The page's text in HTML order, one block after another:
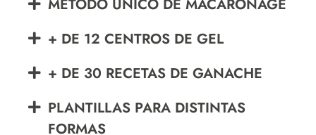
MÉTODO ÚNICO DE MACARONAGE
+ DE 12 CENTROS DE GEL
+ DE 30 RECETAS DE GANACHE
PLANTILLAS PARA DISTINTAS
FORMAS